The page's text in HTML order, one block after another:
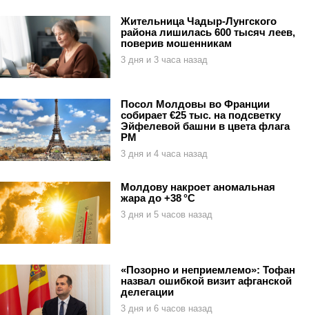
Жительница Чадыр-Лунгского
района лишилась 600 тысяч леев,
поверив мошенникам
3 дня и 3 часа назад
Посол Молдовы во Франции
собирает €25 тыс. на подсветку
Эйфелевой башни в цвета флага
РМ
3 дня и 4 часа назад
Молдову накроет аномальная
жара до +38 °C
3 дня и 5 часов назад
«Позорно и неприемлемо»: Тофан
назвал ошибкой визит афганской
делегации
3 дня и 6 часов назад